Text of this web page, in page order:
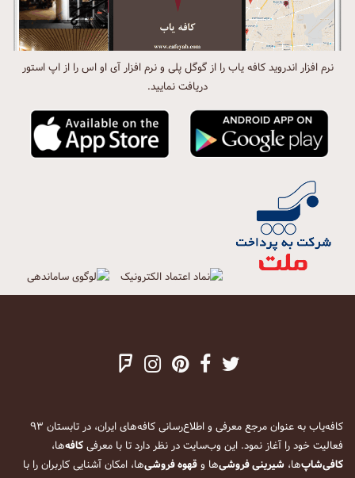
نرم افزار اندروید کافه یاب را از گوگل پلی و نرم افزار آی او اس را از اپ استور
دریافت نمایید.
کافه‌یاب به عنوان مرجع معرفی و اطلاع‌رسانی کافه‌های ایران، در تابستان ۹۳
فعالیت خود را آغاز نمود. این وب‌سایت در نظر دارد تا با معرفیکافه‌ها،
کافی‌شاپ‌ها، شیرینی فروشی‌ها وقهوه فروشی‌ها، امکان آشنایی کاربران را با